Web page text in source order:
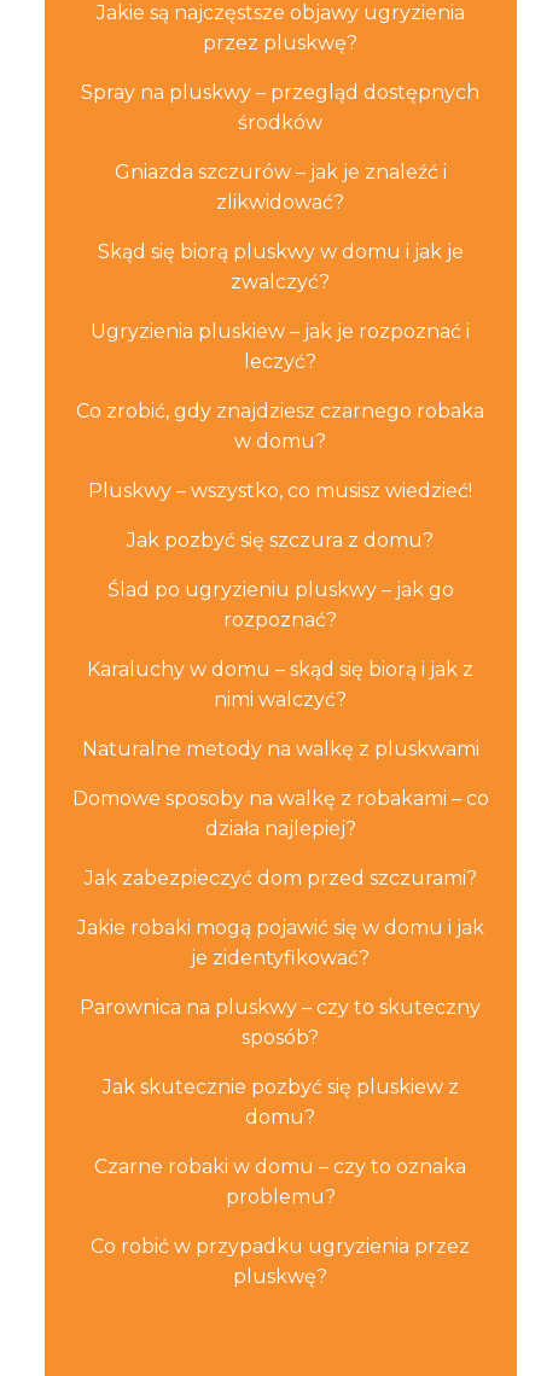
Jakie są najczęstsze objawy ugryzienia
przez pluskwę?
Spray na pluskwy – przegląd dostępnych
środków
Gniazda szczurów – jak je znaleźć i
zlikwidować?
Skąd się biorą pluskwy w domu i jak je
zwalczyć?
Ugryzienia pluskiew – jak je rozpoznać i
leczyć?
Co zrobić, gdy znajdziesz czarnego robaka
w domu?
Pluskwy – wszystko, co musisz wiedzieć!
Jak pozbyć się szczura z domu?
Ślad po ugryzieniu pluskwy – jak go
rozpoznać?
Karaluchy w domu – skąd się biorą i jak z
nimi walczyć?
Naturalne metody na walkę z pluskwami
Domowe sposoby na walkę z robakami – co
działa najlepiej?
Jak zabezpieczyć dom przed szczurami?
Jakie robaki mogą pojawić się w domu i jak
je zidentyfikować?
Parownica na pluskwy – czy to skuteczny
sposób?
Jak skutecznie pozbyć się pluskiew z
domu?
Czarne robaki w domu – czy to oznaka
problemu?
Co robić w przypadku ugryzienia przez
pluskwę?